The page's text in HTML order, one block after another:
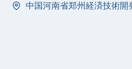
中国河南省郑州経済技術開